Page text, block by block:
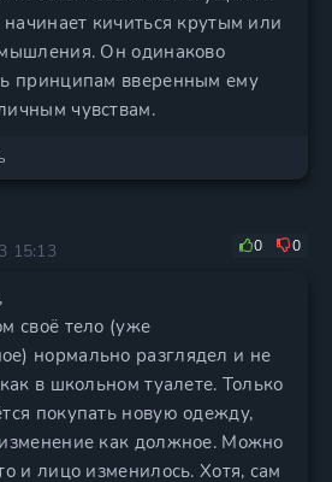
начинает кичиться крутым или
Он одинаково
принципам вверенным ему
чувствам.
15:13
0 0
,
своё тело (уже
нормально разглядел и не
в школьном туалете. Только
покупать новую одежду,
как должное. Можно
и лицо изменилось. Хотя, сам